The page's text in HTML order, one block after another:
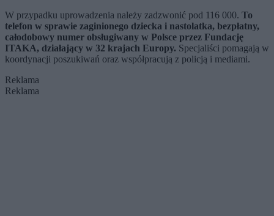
W przypadku uprowadzenia należy zadzwonić pod 116 000. To
telefon w sprawie zaginionego dziecka i nastolatka, bezpłatny,
całodobowy numer obsługiwany w Polsce przez Fundację
ITAKA, działający w 32 krajach Europy. Specjaliści pomagają w
koordynacji poszukiwań oraz współpracują z policją i mediami.
Reklama
Reklama